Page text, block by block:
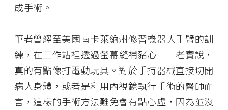
成手術。
筆者曾經至美國南卡萊納州修習機器人手臂的訓
練，在工作站裡透過螢幕縫補豬心──老實說，
真的有點像打電動玩具。對於手持器械直接切開
病人身體，或者是利用內視鏡執行手術的醫師而
言，這樣的手術方法難免會有點心虛，因為並沒